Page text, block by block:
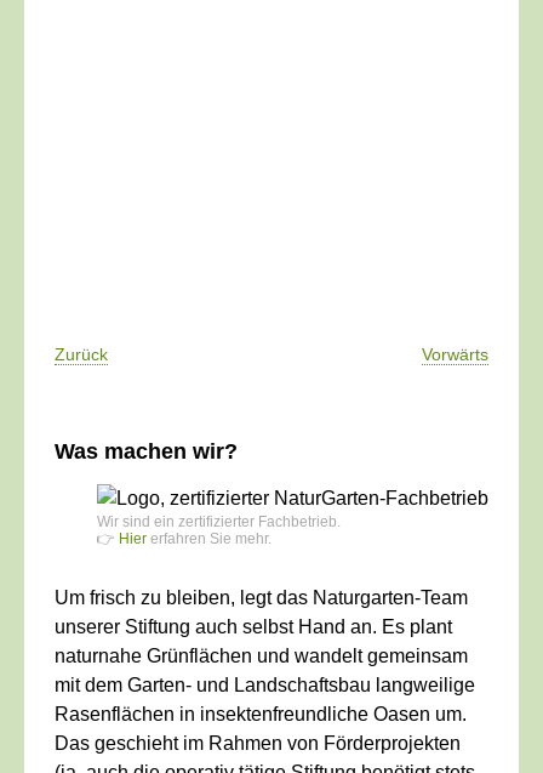
Zurück Vorwärts
Was machen wir?
Wir sind ein zertifizierter Fachbetrieb.
👉 Hier erfahren Sie mehr.
Um frisch zu bleiben, legt das Naturgarten-Team
unserer Stiftung auch selbst Hand an. Es plant
naturnahe Grünflächen und wandelt gemeinsam
mit dem Garten- und Landschaftsbau langweilige
Rasenflächen in insektenfreundliche Oasen um.
Das geschieht im Rahmen von Förderprojekten